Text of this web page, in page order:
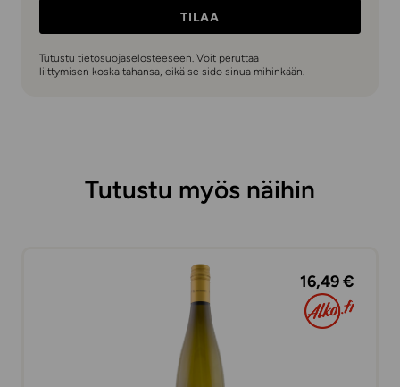
TILAA
Tutustu tietosuojaselosteeseen. Voit peruttaa
liittymisen koska tahansa, eikä se sido sinua mihinkään.
Tutustu myös näihin
16,49 €